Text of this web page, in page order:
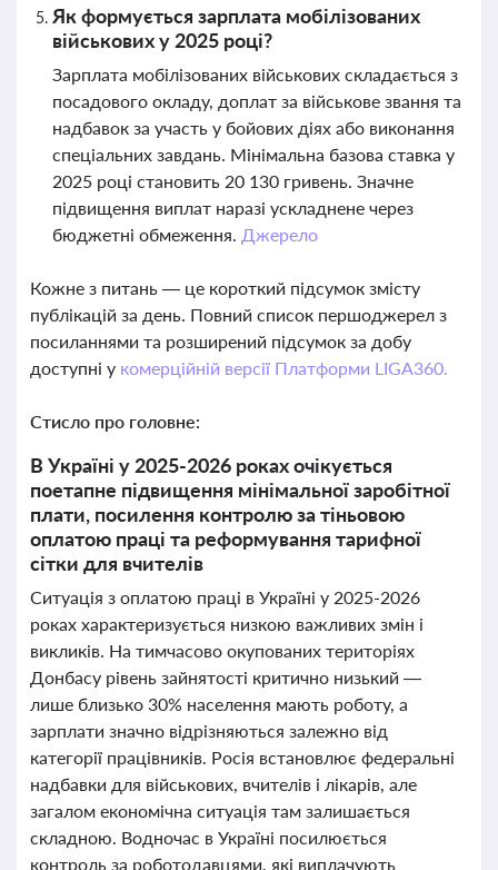
Як формується зарплата мобілізованих
військових у 2025 році?
Зарплата мобілізованих військових складається з
посадового окладу, доплат за військове звання та
надбавок за участь у бойових діях або виконання
спеціальних завдань. Мінімальна базова ставка у
2025 році становить 20 130 гривень. Значне
підвищення виплат наразі ускладнене через
бюджетні обмеження. Джерело
Кожне з питань — це короткий підсумок змісту
публікацій за день. Повний список першоджерел з
посиланнями та розширений підсумок за добу
доступні у комерційній версії Платформи LIGA360.
Стисло про головне:
В Україні у 2025-2026 роках очікується
поетапне підвищення мінімальної заробітної
плати, посилення контролю за тіньовою
оплатою праці та реформування тарифної
сітки для вчителів
Ситуація з оплатою праці в Україні у 2025-2026
роках характеризується низкою важливих змін і
викликів. На тимчасово окупованих територіях
Донбасу рівень зайнятості критично низький —
лише близько 30% населення мають роботу, а
зарплати значно відрізняються залежно від
категорії працівників. Росія встановлює федеральні
надбавки для військових, вчителів і лікарів, але
загалом економічна ситуація там залишається
складною. Водночас в Україні посилюється
контроль за роботодавцями, які виплачують